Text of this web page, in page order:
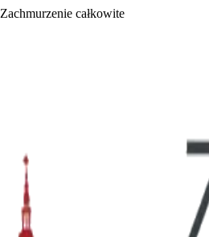
Zachmurzenie całkowite